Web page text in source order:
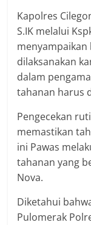
Kapolres
S.IK melalui
menyampaikan
dilaksanakan
dalam
tahanan harus
Pengecekan
memastikan
ini Pawas
tahanan yang
Nova.
Diketahui
Pulomerak